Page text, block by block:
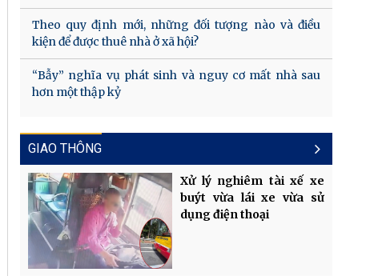
Theo quy định mới, những đối tượng nào và điều
kiện để được thuê nhà ở xã hội?
“Bẫy” nghĩa vụ phát sinh và nguy cơ mất nhà sau
hơn một thập kỷ
GIAO THÔNG
Xử lý nghiêm tài xế xe
buýt vừa lái xe vừa sử
dụng điện thoại